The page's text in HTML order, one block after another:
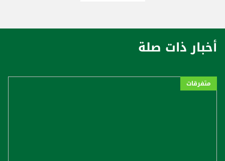
أخبار ذات صلة
متفرقات